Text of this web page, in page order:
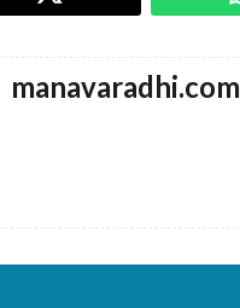
manavaradhi.com